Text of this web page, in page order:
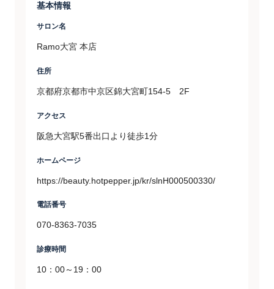
基本情報
サロン名
Ramo大宮 本店
住所
京都府京都市中京区錦大宮町154-5 2F
アクセス
阪急大宮駅5番出口より徒歩1分
ホームページ
https://beauty.hotpepper.jp/kr/slnH000500330/
電話番号
070-8363-7035
診療時間
10：00～19：00